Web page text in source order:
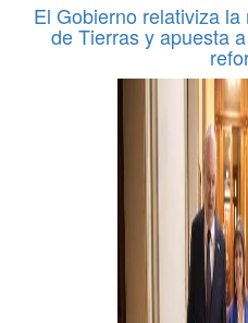
El Gobierno relativiza
de Tierras y apuesta